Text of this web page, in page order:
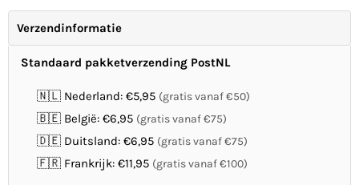
Verzendinformatie
Standaard pakketverzending PostNL
🇳🇱 Nederland: €5,95 (gratis vanaf €50)
🇧🇪 België: €6,95 (gratis vanaf €75)
🇩🇪 Duitsland: €6,95 (gratis vanaf €75)
🇫🇷 Frankrijk: €11,95 (gratis vanaf €100)